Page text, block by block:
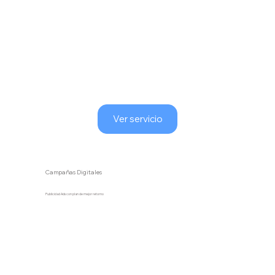
Ver servicio
Campañas Digitales
Publicidad Ads con plan de mejor retorno